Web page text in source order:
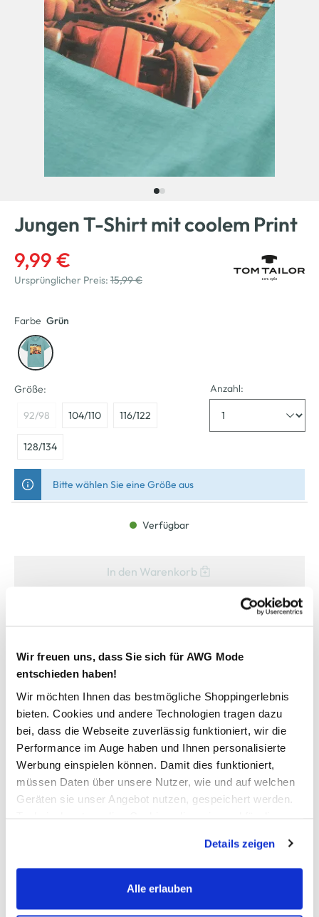
Wir freuen uns, dass Sie sich für AWG Mode
entschieden haben!
Wir möchten Ihnen das bestmögliche Shoppingerlebnis
bieten. Cookies und andere Technologien tragen dazu
bei, dass die Webseite zuverlässig funktioniert, wir die
Performance im Auge haben und Ihnen personalisierte
Werbung einspielen können. Damit dies funktioniert,
müssen Daten über unsere Nutzer, wie und auf welchen
Geräten sie unser Angebot nutzen, gespeichert werden.
werden, werden bei der Nutzung der Webseite auf jeden
Fall gesetzt. Cookies von Drittanbietern für Analyse- oder
Trackingzwecke werden nur dann aktiviert, wenn Sie das
Details zeigen
Alle erlauben
Jungen T-Shirt mit coolem Print
9,99 €
Ursprünglicher Preis: 15,99 €
Farbe Grün
Größe:
92/98 104/110 116/122
128/134
Anzahl:
Bitte wählen Sie eine Größe aus
Verfügbar
In den Warenkorb
Kostenlose Filiallieferung in Ihre Wunschfiliale
Zur Wunschliste hinzufügen
Jungen T-Shirt mit coolem Print
Rückseite unifarben
Ein Wohlfühlshirt für kleine Jungs